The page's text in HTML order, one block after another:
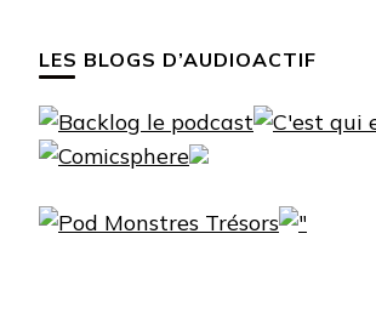
LES BLOGS D’AUDIOACTIF